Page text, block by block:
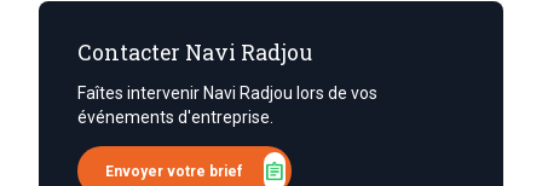
Contacter Navi Radjou
Faîtes intervenir Navi Radjou lors de vos
événements d'entreprise.
Envoyer votre brief assignment